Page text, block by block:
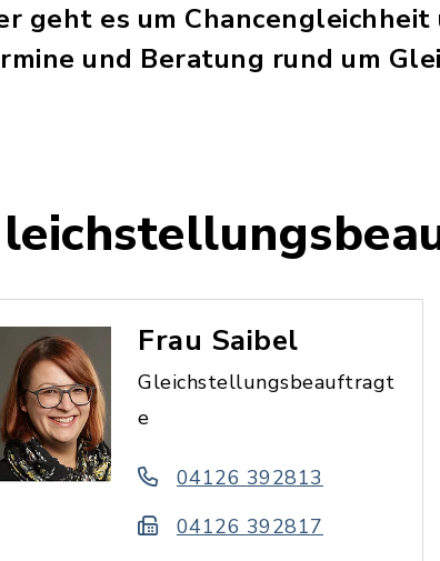
geht es um
und Beratung rund um
Frau Saibel
Gleichstellungsbeauftragt
e
04126 392813
04126 392817